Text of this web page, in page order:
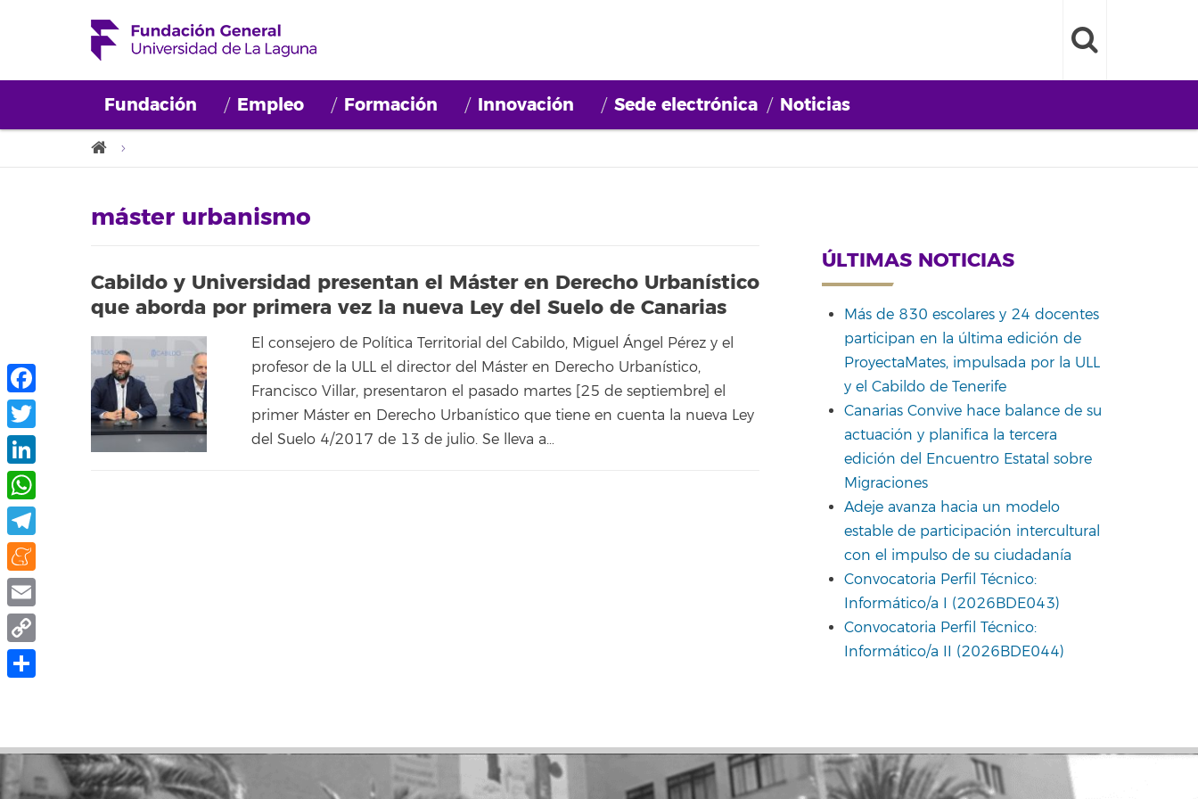
Fundación Empleo Formación Innovación Sede electrónica Noticias
máster urbanismo
Cabildo y Universidad presentan el Máster en Derecho Urbanístico
que aborda por primera vez la nueva Ley del Suelo de Canarias
El consejero de Política Territorial del Cabildo, Miguel Ángel Pérez y el
profesor de la ULL el director del Máster en Derecho Urbanístico,
Francisco Villar, presentaron el pasado martes [25 de septiembre] el
primer Máster en Derecho Urbanístico que tiene en cuenta la nueva Ley
del Suelo 4/2017 de 13 de julio. Se lleva a…
ÚLTIMAS NOTICIAS
Más de 830 escolares y 24 docentes
participan en la última edición de
ProyectaMates, impulsada por la ULL
y el Cabildo de Tenerife
Canarias Convive hace balance de su
actuación y planifica la tercera
edición del Encuentro Estatal sobre
Migraciones
Adeje avanza hacia un modelo
estable de participación intercultural
con el impulso de su ciudadanía
Convocatoria Perfil Técnico:
Informático/a I (2026BDE043)
Convocatoria Perfil Técnico:
Informático/a II (2026BDE044)
Facebook
Twitter
LinkedIn
WhatsApp
Telegram
Meneame
Email
Copy